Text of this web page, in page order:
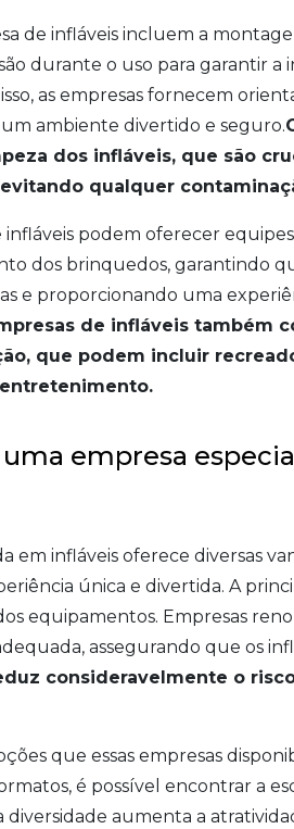
de infláveis incluem a
durante o uso para garantir a
as empresas fornecem
ambiente divertido e seguro.
dos infláveis, que são
qualquer
infláveis podem oferecer
dos brinquedos, garantindo
e proporcionando uma
de infláveis também
que podem incluir
empresa
em infláveis oferece diversas
única e divertida. A
equipamentos. Empresas
assegurando que os
consideravelmente o
que essas empresas
é possível encontrar a
diversidade aumenta a